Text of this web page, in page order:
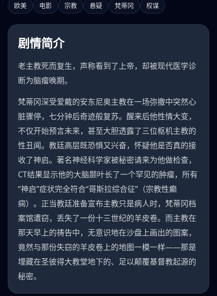
欧美 电影 宗教 悬疑 梵蒂冈 权谋
剧情简介
老主教死而复生，声称看到了上帝，却被现代医学诊
断为脑瘤晚期。
梵蒂冈深受爱戴的安东尼奥主教在一场弥撒中突然心
脏骤停，七分钟后奇迹般复苏。醒来后他性情大变，
不仅开始预言未来，甚至大胆透露了三位枢机主教的
性丑闻。教廷高层既恐惧又兴奋，怀疑他是否真的接
收了神启。著名神经科学家被秘密请来为他做检查，
CT结果显示他的大脑颞叶长了一个罕见的肿瘤，所有
“神启”症状完全符合“哥斯拉综合征”（宗教性癫
痫）。正当教廷准备宣布主教只是病人时，梵蒂冈档
案馆遭窃，丢失了一份十三世纪的羊皮卷。而主教在
那天早上的祷告中，无意识地在沙盘上画出的图案，
竟然与那份失窃的羊皮卷上的地图一模一样——那是
埋藏在圣彼得大教堂地下的、足以颠覆基督教起源的
秘密。